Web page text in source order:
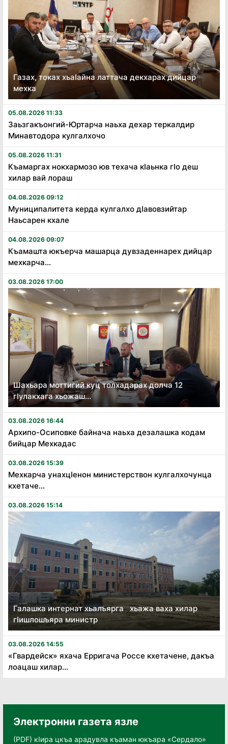
Газах, токах хьаӏайна латтача декхарах дийцар
мехка
05.08.2026 11:33
Заьзгакъонгий-Юртарча наьха дехар теркалдир
Минавтодора кулгалхочо
05.08.2026 11:31
Къамаргах нокхармозо юв техача кӏаьнка гӏо деш
хилар вай лораш
04.08.2026 09:12
Муниципалитета керда кулгалхо дӏавовзийтар
Наьсарен кхале
04.08.2026 09:07
Къамашта юкъерча машарца дувзаденнарех дийцар
мехкарча...
03.08.2026 17:00
Шахьара моттигий куц толхадарах долча 12
гӏулакхага хьожаш...
03.08.2026 16:44
Архипо-Осиповке байнача наьха дезалашка кодам
бийцар Мехкадас
03.08.2026 15:39
Мехкарча унахцӏенон министерствон кулгалхочунца
кхетаче...
03.08.2026 15:14
Галашка интернат хьалъярга хьажа ваха хилар
гӏишлошъяра министр
03.08.2026 14:55
«Гвардейск» яхача Ерригача Россе кхетачене, дакъа
лоацаш хилар...
Электронни газета язле
(PDF) кӀира цкъа арадувла къаман юкъара «Сердало»